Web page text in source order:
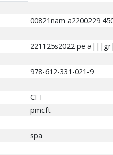
00821nam a2200229
221125s2022 pe
978-612-331-021-9
CFT
pmcft
spa